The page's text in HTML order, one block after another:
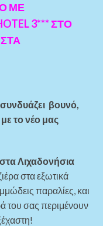
ΜΕ
3*** ΣΤΟ
βουνό,
το νέο μας
Λιχαδονήσια
στα εξωτικά
παραλίες, και
του σας περιμένουν